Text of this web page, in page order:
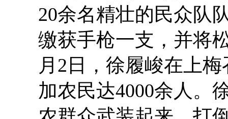
20余名精壮的民众队
缴获手枪一支，并将
月2日，徐履峻在上
加农民达4000余人。